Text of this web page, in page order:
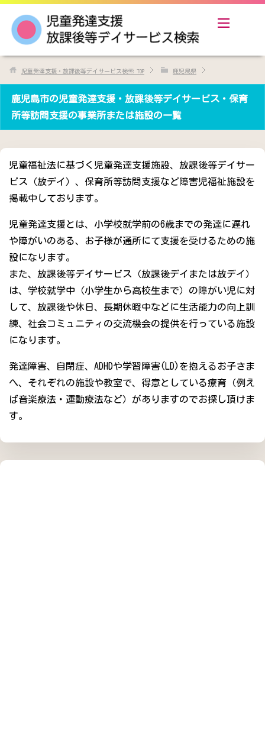
児童発達支援・放課後等デイサービス検索 TOP 鹿児島県
鹿児島市の児童発達支援・放課後等デイサービス・保育
所等訪問支援の事業所または施設の一覧
児童福祉法に基づく児童発達支援施設、放課後等デイサー
ビス（放デイ）、保育所等訪問支援など障害児福祉施設を
掲載中しております。
児童発達支援とは、小学校就学前の6歳までの発達に遅れ
や障がいのある、お子様が通所にて支援を受けるための施
設になります。
また、放課後等デイサービス（放課後デイまたは放デイ）
は、学校就学中（小学生から高校生まで）の障がい児に対
して、放課後や休日、長期休暇中などに生活能力の向上訓
練、社会コミュニティの交流機会の提供を行っている施設
になります。
発達障害、自閉症、ADHDや学習障害(LD)を抱えるお子さま
へ、それぞれの施設や教室で、得意としている療育（例え
ば音楽療法・運動療法など）がありますのでお探し頂けま
す。